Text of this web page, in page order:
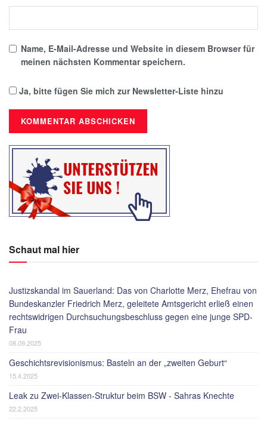
Name, E-Mail-Adresse und Website in diesem Browser für
meinen nächsten Kommentar speichern.
Ja, bitte fügen Sie mich zur Newsletter-Liste hinzu
Schaut mal hier
Justizskandal im Sauerland: Das von Charlotte Merz, Ehefrau von
Bundeskanzler Friedrich Merz, geleitete Amtsgericht erließ einen
rechtswidrigen Durchsuchungsbeschluss gegen eine junge SPD-
Frau
08.09.2025
Geschichtsrevisionismus: Basteln an der „zweiten Geburt“
15.4.2025
Leak zu Zwei-Klassen-Struktur beim BSW - Sahras Knechte
22.2.2025